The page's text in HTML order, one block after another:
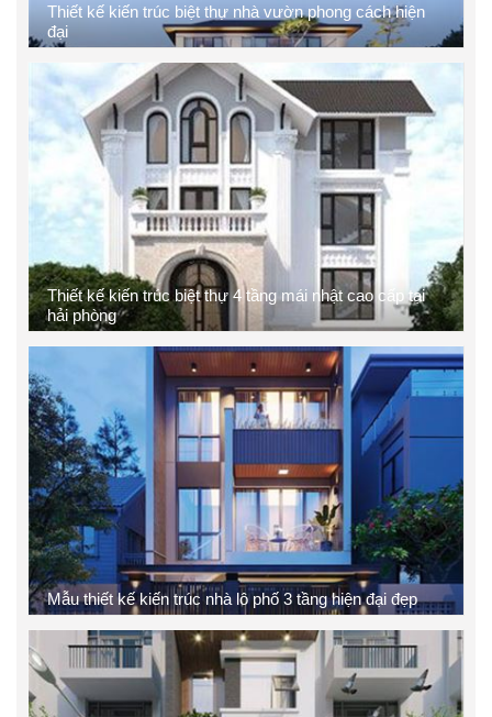
Thiết kế kiến trúc biệt thự nhà vườn phong cách hiện
đại
Thiết kế kiến trúc biệt thự 4 tầng mái nhật cao cấp tại
hải phòng
Mẫu thiết kế kiến trúc nhà lô phố 3 tầng hiện đại đẹp